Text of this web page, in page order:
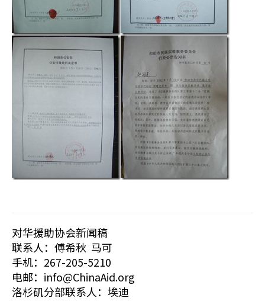
对华援助协会新闻稿
联系人：傅希秋 马可
手机：267-205-5210
电邮：info@ChinaAid.org
洛杉矶分部联系人：埃迪